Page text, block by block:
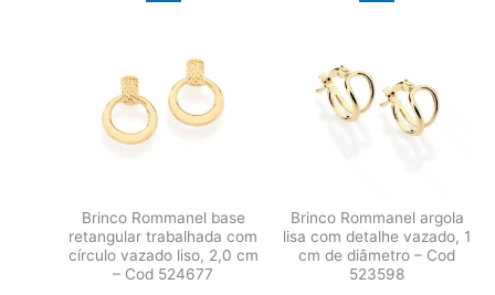
Brinco Rommanel base
retangular trabalhada com
círculo vazado liso, 2,0 cm
– Cod 524677
Brinco Rommanel argola
lisa com detalhe vazado, 1
cm de diâmetro – Cod
523598